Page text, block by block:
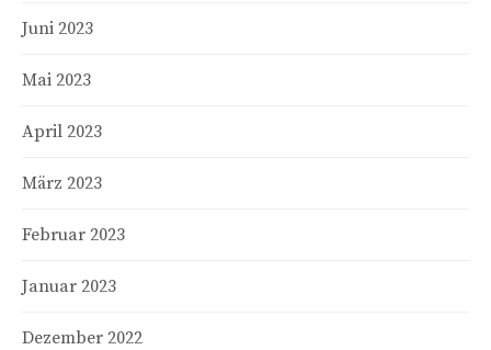
Juni 2023
Mai 2023
April 2023
März 2023
Februar 2023
Januar 2023
Dezember 2022